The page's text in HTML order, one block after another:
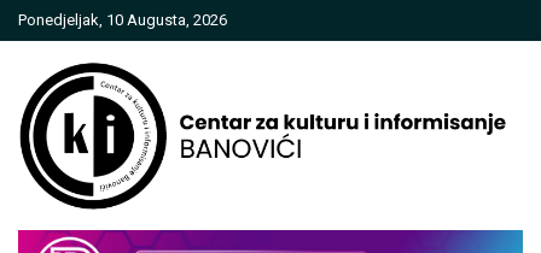
Skip
to
Ponedjeljak, 10 Augusta, 2026
Centar za kulturu i informisanje